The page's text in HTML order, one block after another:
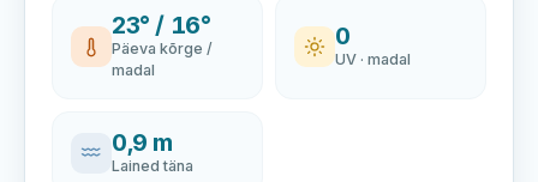
23° / 16°
Päeva kõrge /
madal
0
UV · madal
0,9 m
Lained täna